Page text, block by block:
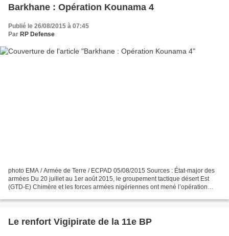
Barkhane : Opération Kounama 4
Publié le 26/08/2015 à 07:45
Par RP Defense
photo EMA / Armée de Terre / ECPAD 05/08/2015 Sources : État-major des
armées Du 20 juillet au 1er août 2015, le groupement tactique désert Est
(GTD-E) Chimère et les forces armées nigériennes ont mené l’opération
Le renfort Vigipirate de la 11e BP